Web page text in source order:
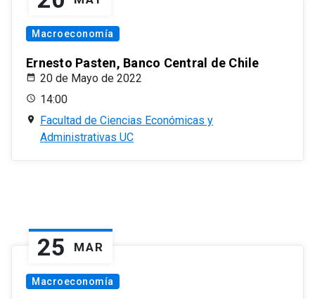
Macroeconomía
Ernesto Pasten, Banco Central de Chile
20 de Mayo de 2022
14:00
Facultad de Ciencias Económicas y
Administrativas UC
25 MAR
Macroeconomía